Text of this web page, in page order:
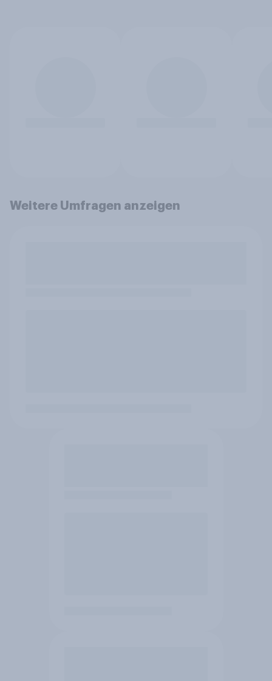
Weitere Umfragen anzeigen